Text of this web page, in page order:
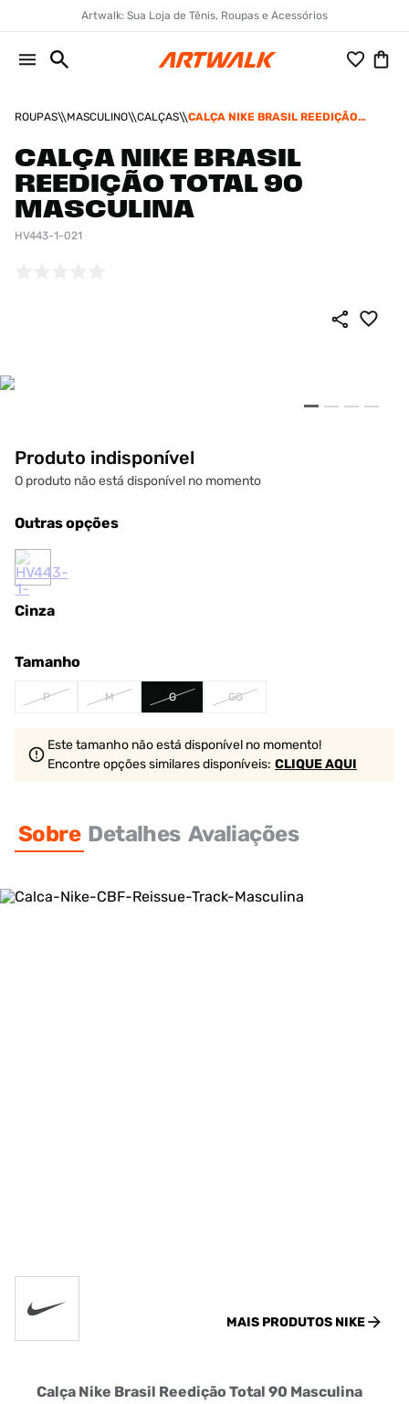
Artwalk: Sua Loja de Tênis, Roupas e Acessórios
ROUPAS MASCULINO CALÇAS
CALÇA NIKE BRASIL REEDIÇÃO
CALÇA NIKE BRASIL
REEDIÇÃO TOTAL 90
MASCULINA
HV443-1-021
Produto indisponível
O produto não está disponível no momento
Outras opções
Cinza
Tamanho
P M G GG
Este tamanho não está disponível no momento!
Encontre opções similaresdisponíveis: CLIQUE AQUI
Sobre Detalhes Avaliações
MAIS PRODUTOS NIKE
Calça Nike Brasil Reedição Total 90 Masculina